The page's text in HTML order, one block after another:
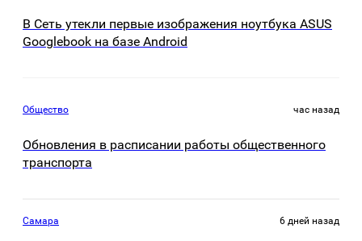
В Сеть утекли первые изображения ноутбука ASUS
Googlebook на базе Android
Общество час назад
Обновления в расписании работы общественного
транспорта
Самара 6 дней назад